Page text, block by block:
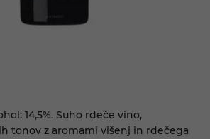
14,5%. Suho rdeče vino,
tonov z aromami višenj in rdečega